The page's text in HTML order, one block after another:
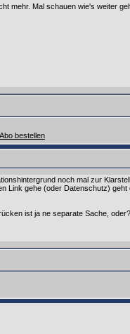
mehr. Mal schauen wie's weiter
bestellen
noch mal zur
Link gehe (oder Datenschutz) geht
ist ja ne separate Sache, oder?